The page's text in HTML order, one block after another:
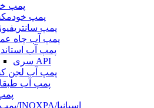
پمپ
پمپ
پمپ
پمپ آب چاه
پمپ آب
سری API
پمپ آب لجن
پمپ آب
پمپ اینوکسپا/INOXPA/اسپانیا